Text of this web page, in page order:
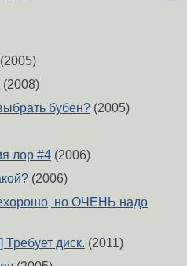
(2005)
(2008)
бубен? (2005)
лор #4 (2006)
(2006)
но ОЧЕНЬ надо
Требует диск. (2011)